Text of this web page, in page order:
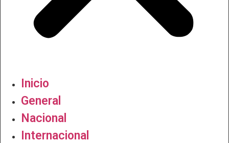
Inicio
General
Nacional
Internacional